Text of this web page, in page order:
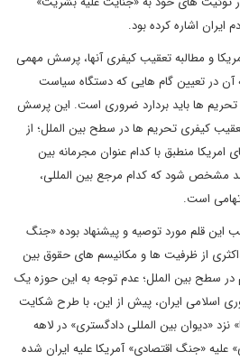
ایران اشاره کرده بود.
و مطالبه تعقیب کیفری آنها، پرسش مهمی
آن در تعیین گام هایی که دستگاه سیاست
تحریم ها باید بردارد ضروری است. این پرسش
کیفری تحریم ها در سطح بین الملل؛ از
منطبق با کدام عنوان مجرمانه بین
مشخص شود که کدام مرجع بین المللی،
است.
این قلم مورد توصیه و پیشنهاد بوده «جنگ
از ظرفیت ها و مکانیسم های حقوق بین
در سطح بین الملل؛ عدم توجه به این حوزه یک
ایران، پیش از این، با طرح شکایت
نزد «دیوان بین المللی دادگستری» در لاهه
علیه «جنگ اقتصادی» آمریکا علیه ایران شده